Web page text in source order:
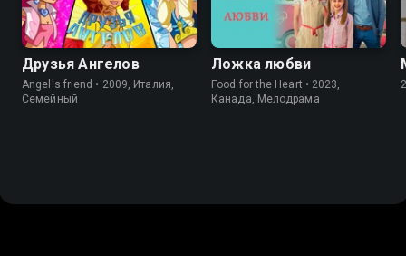
Друзья Ангелов
Angel's friend • 2009, Италия,
Cемейный
Ложка любви
Food for the Heart • 2023,
Канада, Мелодрама